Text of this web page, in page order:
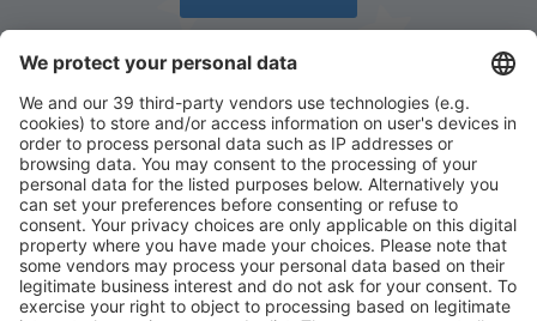
Descarcă aplicația noastrăși organizează-ţi
convenabil călătoriile